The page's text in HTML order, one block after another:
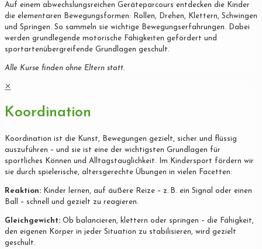
Auf einem abwechslungsreichen Geräteparcours entdecken die Kinder
die elementaren Bewegungsformen: Rollen, Drehen, Klettern, Schwingen
und Springen. So sammeln sie wichtige Bewegungserfahrungen. Dabei
werden grundlegende motorische Fähigkeiten gefördert und
sportartenübergreifende Grundlagen geschult.
Alle Kurse finden ohne Eltern statt.
✕
Koordination
Koordination ist die Kunst, Bewegungen gezielt, sicher und flüssig
auszuführen – und sie ist eine der wichtigsten Grundlagen für
sportliches Können und Alltagstauglichkeit. Im Kindersport fördern wir
sie durch spielerische, altersgerechte Übungen in vielen Facetten:
Reaktion: Kinder lernen, auf äußere Reize – z. B. ein Signal oder einen
Ball – schnell und gezielt zu reagieren.
Gleichgewicht: Ob balancieren, klettern oder springen – die Fähigkeit,
den eigenen Körper in jeder Situation zu stabilisieren, wird gezielt
geschult.